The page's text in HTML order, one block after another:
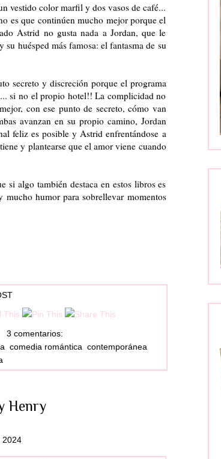
vestido color marfil y dos vasos de café...
es que continúen mucho mejor porque el
Astrid no gusta nada a Jordan, que le
huésped más famosa: el fantasma de su
secreto y discreción porque el programa
si no el propio hotel!! La complicidad no
con ese punto de secreto, cómo van
avanzan en su propio camino, Jordan
feliz es posible y Astrid enfrentándose a
y plantearse que el amor viene cuando
si algo también destaca en estos libros es
humor para sobrellevar momentos
3 comentarios:
comedia romántica contemporánea
Henry
2024